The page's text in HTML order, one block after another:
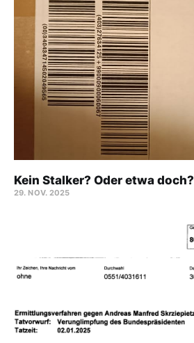
Kein Stalker? Oder etwa doch?
29. NOV. 2025